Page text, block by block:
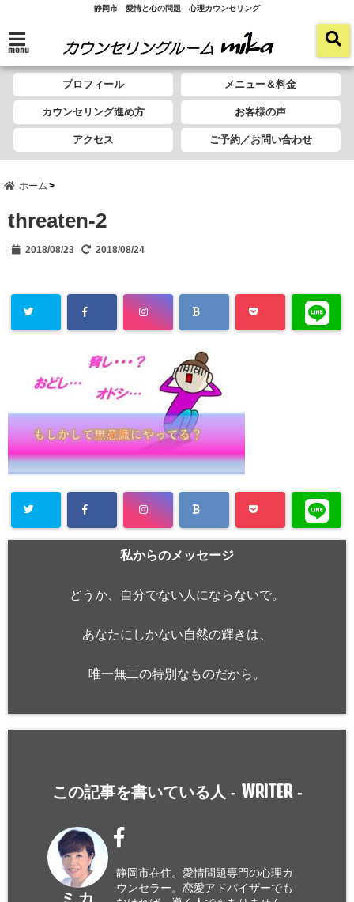
静岡市 愛情と心の問題 心理カウンセリング
menu
プロフィール メニュー＆料金
カウンセリング進め方 お客様の声
アクセス ご予約／お問い合わせ
ホーム
threaten-2
2018/08/23 2018/08/24
私からのメッセージ
どうか、自分でない人にならないで。
あなたにしかない自然の輝きは、
唯一無二の特別なものだから。
この記事を書いている人 - WRITER-
ミカ
静岡市在住。愛情問題専門の心理カ
ウンセラー。恋愛アドバイザーでも